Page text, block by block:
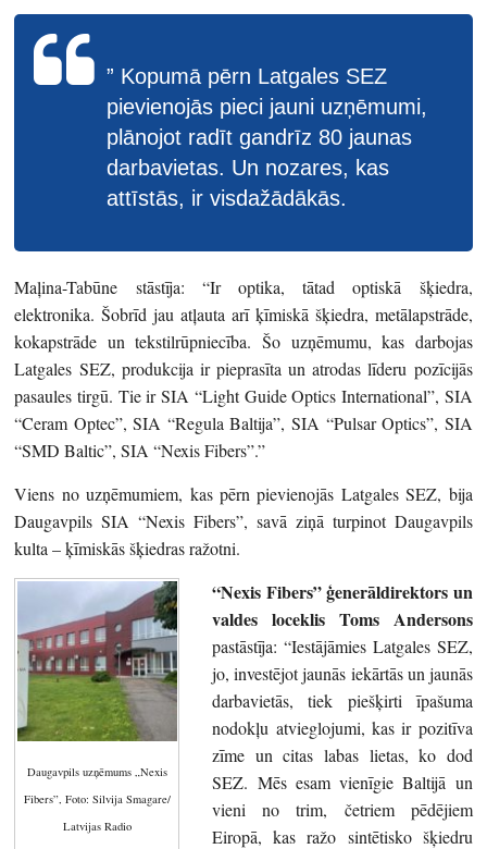
” Kopumā pērn Latgales SEZ
pievienojās pieci jauni uzņēmumi,
plānojot radīt gandrīz 80 jaunas
darbavietas. Un nozares, kas
attīstās, ir visdažādākās.
Maļina-Tabūne stāstīja: “Ir optika, tātad optiskā šķiedra,
elektronika. Šobrīd jau atļauta arī ķīmiskā šķiedra, metālapstrāde,
kokapstrāde un tekstilrūpniecība. Šo uzņēmumu, kas darbojas
Latgales SEZ, produkcija ir pieprasīta un atrodas līderu pozīcijās
pasaules tirgū. Tie ir SIA “Light Guide Optics International”, SIA
“Ceram Optec”, SIA “Regula Baltija”, SIA “Pulsar Optics”, SIA
“SMD Baltic”, SIA “Nexis Fibers”.”
Viens no uzņēmumiem, kas pērn pievienojās Latgales SEZ, bija
Daugavpils SIA “Nexis Fibers”, savā ziņā turpinot Daugavpils
kulta – ķīmiskās šķiedras ražotni.
Daugavpils uzņēmums „Nexis
Fibers”, Foto: Silvija Smagare/
Latvijas Radio
“Nexis Fibers” ģenerāldirektors un
valdes loceklis Toms Andersons
pastāstīja: “Iestājāmies Latgales SEZ,
jo, investējot jaunās iekārtās un jaunās
darbavietās, tiek piešķirti īpašuma
nodokļu atvieglojumi, kas ir pozitīva
zīme un citas labas lietas, ko dod
SEZ. Mēs esam vienīgie Baltijā un
vieni no trim, četriem pēdējiem
Eiropā, kas ražo sintētisko šķiedru